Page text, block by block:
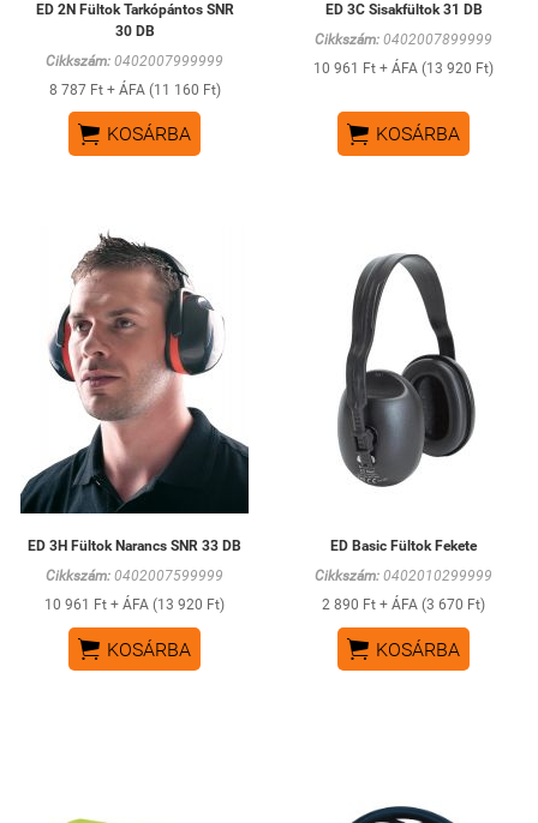
ED 2N Fültok Tarkópántos SNR
30 DB
Cikkszám: 0402007999999
8 787 Ft + ÁFA (11 160 Ft)
 KOSÁRBA
ED 3C Sisakfültok 31 DB
Cikkszám: 0402007899999
10 961 Ft + ÁFA (13 920 Ft)
 KOSÁRBA
ED 3H Fültok Narancs SNR 33 DB
Cikkszám: 0402007599999
10 961 Ft + ÁFA (13 920 Ft)
 KOSÁRBA
ED Basic Fültok Fekete
Cikkszám: 0402010299999
2 890 Ft + ÁFA (3 670 Ft)
 KOSÁRBA